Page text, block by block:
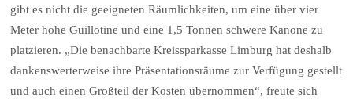
gibt es nicht die geeigneten Räumlichkeiten, um eine über vier
Meter hohe Guillotine und eine 1,5 Tonnen schwere Kanone zu
platzieren. „Die benachbarte Kreissparkasse Limburg hat deshalb
dankenswerterweise ihre Präsentationsräume zur Verfügung gestellt
und auch einen Großteil der Kosten übernommen“, freute sich